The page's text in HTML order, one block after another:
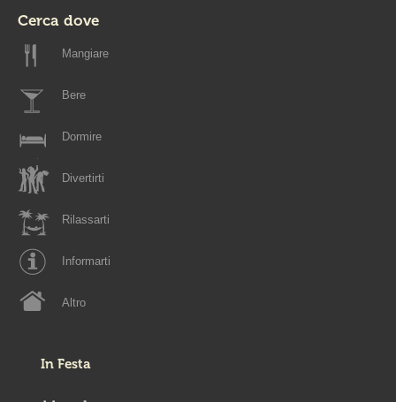
Cerca dove
Mangiare
Bere
Dormire
Divertirti
Rilassarti
Informarti
Altro
In Festa